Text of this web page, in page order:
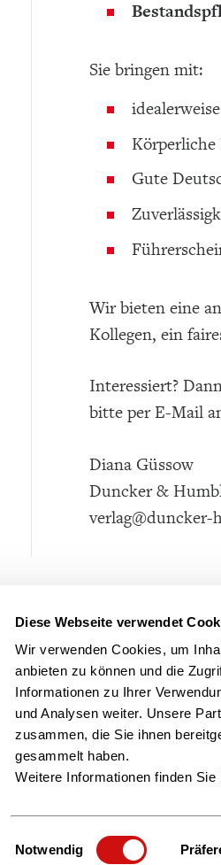
Diese Webseite verwendet
Wir verwenden Cookies, um
anbieten zu können und die
Informationen zu Ihrer
und Analysen weiter. Unsere
zusammen, die Sie ihnen
gesammelt haben.
Weitere Informationen finden Sie
Einwilligungsauswahl
Notwendig
Sie bringen mit:
Gute
Wir bieten eine
Kollegen, ein
Interessiert?
bitte per E-Mail
Diana Güssow
Duncker &